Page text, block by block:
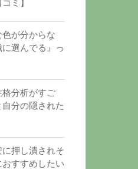
ミ】
色が分からな
選んでる』っ
格分析がすご
分の隠された
押し潰されそ
すすめしたい